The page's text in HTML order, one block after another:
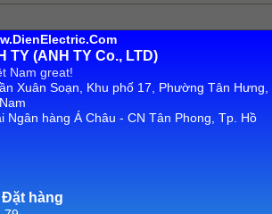
TY (ANH TY Co., LTD)
Nam great!
Xuân Soạn, Khu phố 17, Phường Tân Hưng,
Ngân hàng Á Châu - CN Tân Phong, Tp. Hồ
Đặt hàng